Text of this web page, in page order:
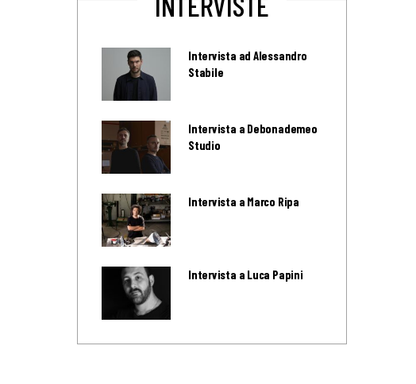
Intervista ad Alessandro
Stabile
Intervista a Debonademeo
Studio
Intervista a Marco Ripa
Intervista a Luca Papini